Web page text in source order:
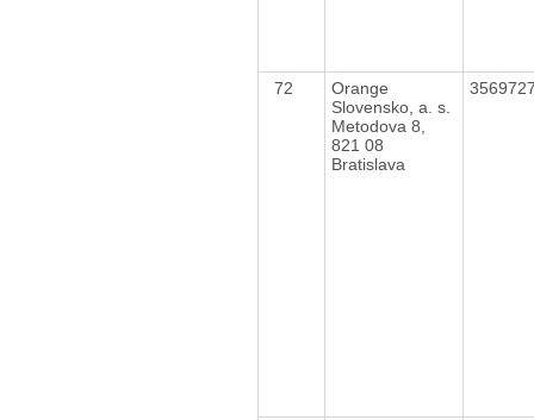
72
Orange
Slovensko, a. s.
Metodova 8,
821 08
Bratislava